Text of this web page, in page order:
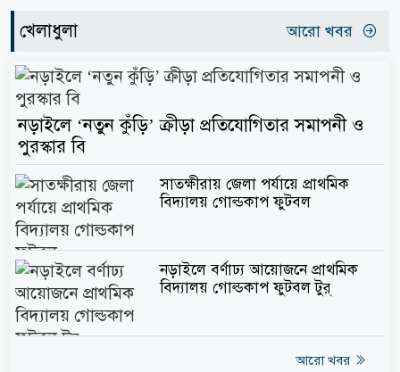
খেলাধুলা আরো খবর
নড়াইলে ‘নতুন কুঁড়ি’ ক্রীড়া প্রতিযোগিতার সমাপনী ও
পুরস্কার বি
সাতক্ষীরায় জেলা পর্যায়ে প্রাথমিক
বিদ্যালয় গোল্ডকাপ ফুটবল
নড়াইলে বর্ণাঢ্য আয়োজনে প্রাথমিক
বিদ্যালয় গোল্ডকাপ ফুটবল টুর্
আরো খবর